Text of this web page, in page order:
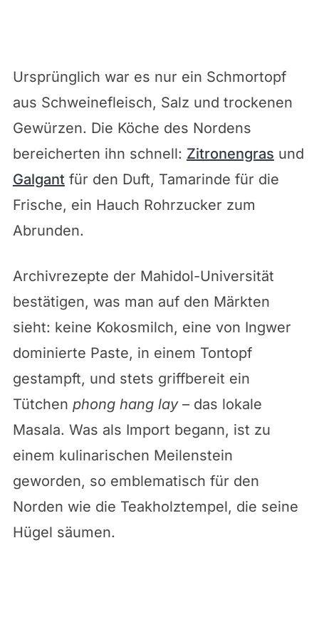
Ursprünglich war es nur ein Schmortopf
aus Schweinefleisch, Salz und trockenen
Gewürzen. Die Köche des Nordens
bereicherten ihn schnell: Zitronengras und
Galgant für den Duft, Tamarinde für die
Frische, ein Hauch Rohrzucker zum
Abrunden.
Archivrezepte der Mahidol-Universität
bestätigen, was man auf den Märkten
sieht: keine Kokosmilch, eine von Ingwer
dominierte Paste, in einem Tontopf
gestampft, und stets griffbereit ein
Tütchen phong hang lay– das lokale
Masala. Was als Import begann, ist zu
einem kulinarischen Meilenstein
geworden, so emblematisch für den
Norden wie die Teakholztempel, die seine
Hügel säumen.